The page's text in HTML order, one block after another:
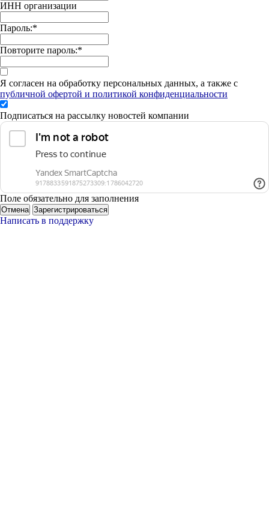
ИНН организации
Пароль:*
Повторите пароль:*
Я согласен на обработку персональных данных, а также с
публичной офертой и политикой конфиденциальности
Подписаться на рассылку новостей компании
Поле обязательно для заполнения
Отмена Зарегистрироваться
Написать в поддержку